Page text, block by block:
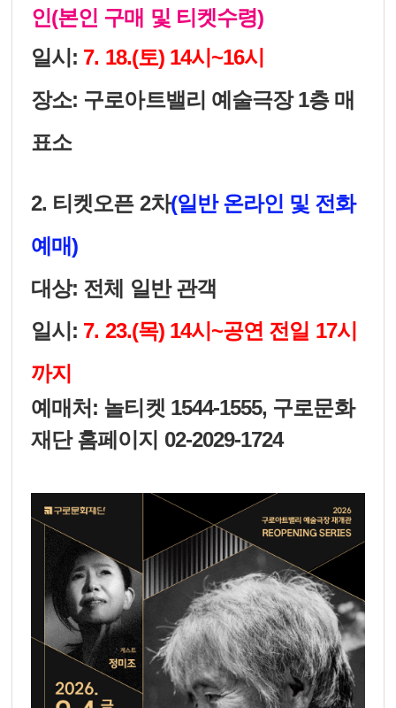
인(본인 구매 및 티켓수령)
일시: 7. 18.(토) 14시~16시
장소: 구로아트밸리 예술극장 1층 매
표소
2. 티켓오픈 2차(일반 온라인 및 전화
예매)
대상: 전체 일반 관객
일시: 7. 23.(목) 14시~공연 전일 17시
까지
예매처: 놀티켓 1544-1555, 구로문화
재단 홈페이지 02-2029-1724